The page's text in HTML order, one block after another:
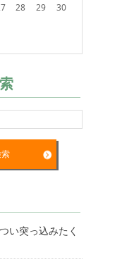
28 29
30
い突っ込みたく